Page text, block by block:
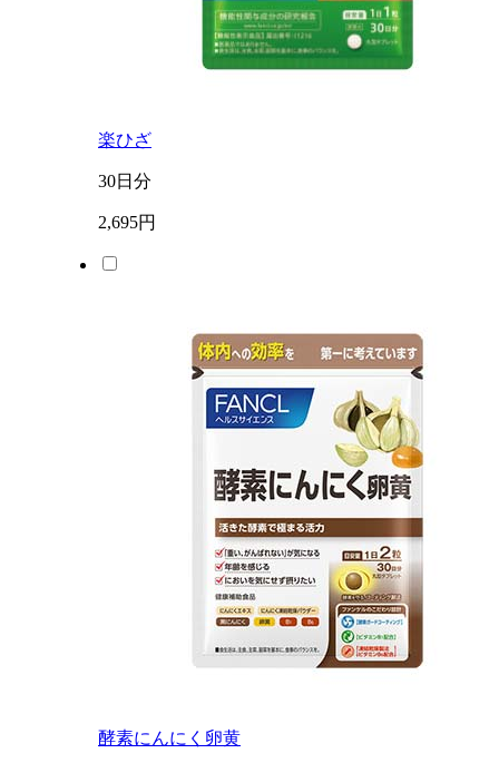
楽ひざ
30日分
2,695円
酵素にんにく卵黄